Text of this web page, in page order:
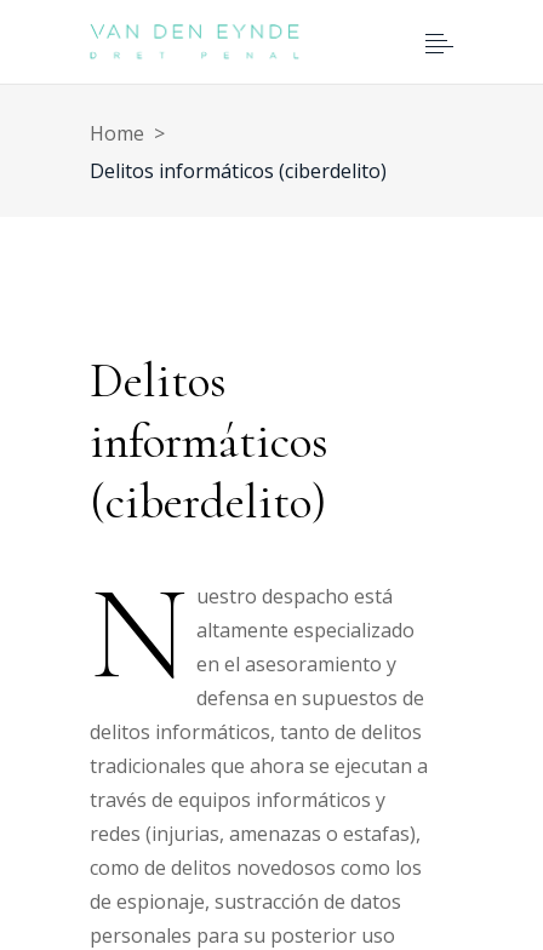
Home >
Delitos informáticos (ciberdelito)
Delitos
informáticos
(ciberdelito)
N uestro despacho está
altamente especializado
en el asesoramiento y
defensa en supuestos de
delitos informáticos, tanto de delitos
tradicionales que ahora se ejecutan a
través de equipos informáticos y
redes (injurias, amenazas o estafas),
como de delitos novedosos como los
de espionaje, sustracción de datos
personales para su posterior uso